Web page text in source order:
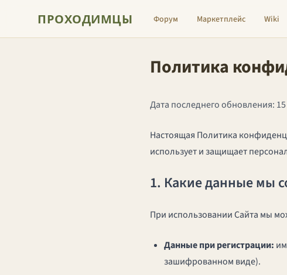
ПРОХОДИМЦЫ Форум Маркетплейс Wiki
Политика
Дата последнего обновления:
Настоящая Политика
использует и защищает
1. Какие данные мы
При использовании Сайта мы
Данные при регистрации:
зашифрованном виде).